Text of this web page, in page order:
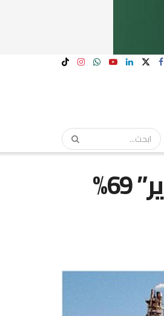
فروق العملة تقفز بأرباح “سيدي كرير” 69%